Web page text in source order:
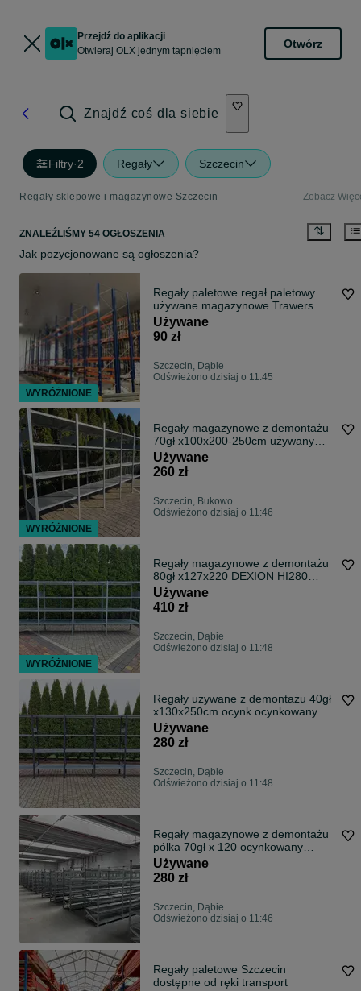
Przejdź do aplikacji
Otwieraj OLX jednym tapnięciem
Otwórz
Znajdź coś dla siebie
Filtry·2 Regały Szczecin
Regały sklepowe i magazynowe Szczecin Zobacz
ZNALEŹLIŚMY 54 OGŁOSZENIA
Jak pozycjonowane są ogłoszenia?
Regały paletowe regał paletowy
używane magazynowe Trawers
SLP
Używane
90 zł
Szczecin, Dąbie
Odświeżono dzisiaj o 11:45
Regały magazynowe z demontażu
70gł x100x200-250cm używany
metalowy
Używane
260 zł
Szczecin, Bukowo
Odświeżono dzisiaj o 11:46
Regały magazynowe z demontażu
80gł x127x220 DEXION HI280
używany
Używane
410 zł
Szczecin, Dąbie
Odświeżono dzisiaj o 11:48
Regały używane z demontażu 40gł
x130x250cm ocynk ocynkowany
DEXION
Używane
280 zł
Szczecin, Dąbie
Odświeżono dzisiaj o 11:48
Regały magazynowe z demontażu
pólka 70gł x 120 ocynkowany
Metalsisem
Używane
280 zł
Szczecin, Dąbie
Odświeżono dzisiaj o 11:46
Regały paletowe Szczecin
dostępne od ręki transport
WYRÓŻNIONE
WYRÓŻNIONE
WYRÓŻNIONE